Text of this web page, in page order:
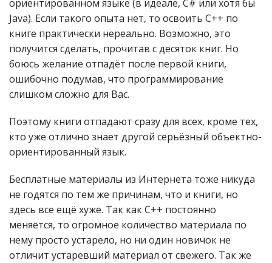
ориентированном языке (в идеале, C# или хотя бы
Java). Если такого опыта нет, то освоить C++ по
книге практически нереально. Возможно, это
получится сделать, прочитав с десяток книг. Но
боюсь желание отпадёт после первой книги,
ошибочно подумав, что программирование
слишком сложно для Вас.
Поэтому книги отпадают сразу для всех, кроме тех,
кто уже отлично знает другой серьёзный объектно-
ориентированный язык.
Бесплатные материалы из Интернета тоже никуда
не годятся по тем же причинам, что и книги, но
здесь все ещё хуже. Так как C++ постоянно
меняется, то огромное количество материала по
нему просто устарело, но ни один новичок не
отличит устаревший материал от свежего. Так же